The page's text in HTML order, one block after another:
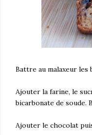
Battre au malaxeur les
Ajouter la farine, le
bicarbonate de soude.
Ajouter le chocolat